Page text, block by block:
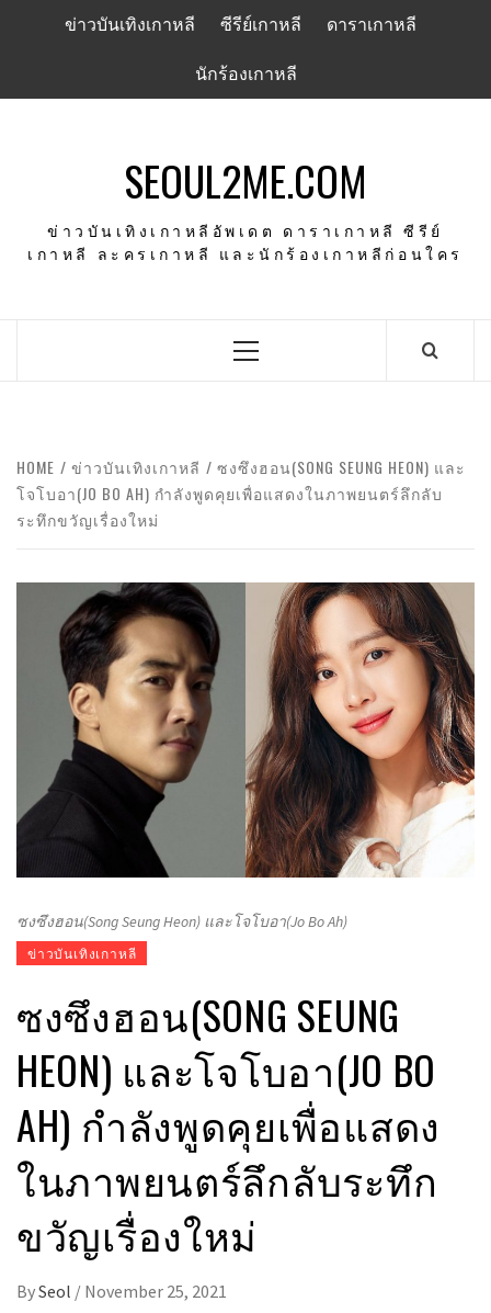
ข่าวบันเทิงเกาหลี ซีรีย์เกาหลี ดาราเกาหลี
นักร้องเกาหลี
SEOUL2ME.COM
ข่าวบันเทิงเกาหลีอัพเดต ดาราเกาหลี ซีรีย์
เกาหลี ละครเกาหลี และนักร้องเกาหลีก่อนใคร
Primary
HOME ข่าวบันเทิงเกาหลี
ซงซึงฮอน(SONG SEUNG HEON) และ
โจโบอา(JO BO AH) กำลังพูดคุยเพื่อแสดงในภาพยนตร์ลึกลับ
ระทึกขวัญเรื่องใหม่
ซงซึงฮอน(Song Seung Heon) และโจโบอา(Jo Bo Ah)
ข่าวบันเทิงเกาหลี
ซงซึงฮอน(SONG SEUNG
HEON) และโจโบอา(JO BO
AH) กำลังพูดคุยเพื่อแสดง
ในภาพยนตร์ลึกลับระทึก
ขวัญเรื่องใหม่
BySeol / November 25, 2021